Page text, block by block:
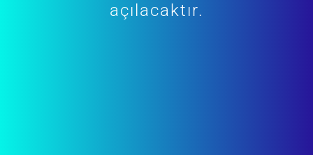
açılacaktır.